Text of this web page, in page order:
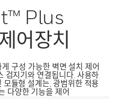
Plus
가능한 벽면 설치 제어
연결됩니다. 사용하
설계는, 광범위한 적용
다양한 기능을 제어